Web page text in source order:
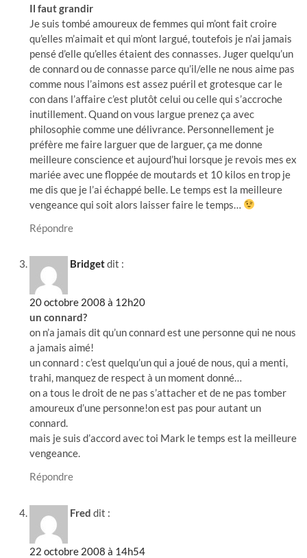
Il faut grandir
Je suis tombé amoureux de femmes qui m’ont fait croire
qu’elles m’aimait et qui m’ont largué, toutefois je n’ai jamais
pensé d’elle qu’elles étaient des connasses. Juger quelqu’un
de connard ou de connasse parce qu’il/elle ne nous aime pas
comme nous l’aimons est assez puéril et grotesque car le
con dans l’affaire c’est plutôt celui ou celle qui s’accroche
inutillement. Quand on vous largue prenez ça avec
philosophie comme une délivrance. Personnellement je
préfère me faire larguer que de larguer, ça me donne
meilleure conscience et aujourd’hui lorsque je revois mes ex
mariée avec une floppée de moutards et 10 kilos en trop je
me dis que je l’ai échappé belle. Le temps est la meilleure
vengeance qui soit alors laisser faire le temps…
Répondre
Bridgetdit :
20 octobre 2008 à 12h20
un connard?
on n’a jamais dit qu’un connard est une personne qui ne nous
a jamais aimé!
un connard : c’est quelqu’un qui a joué de nous, qui a menti,
trahi, manquez de respect à un moment donné…
on a tous le droit de ne pas s’attacher et de ne pas tomber
amoureux d’une personne!on est pas pour autant un
connard.
mais je suis d’accord avec toi Mark le temps est la meilleure
vengeance.
Répondre
Fred dit :
22 octobre 2008 à 14h54